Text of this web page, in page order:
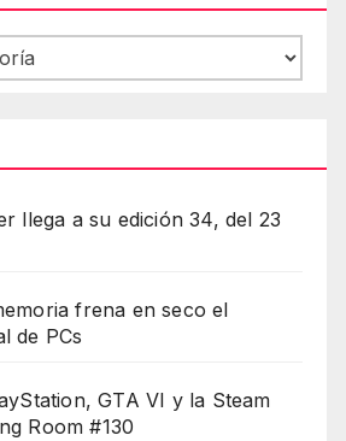
llega a su edición 34, del 23
frena en seco el
de PCs
GTA VI y la Steam
Room #130